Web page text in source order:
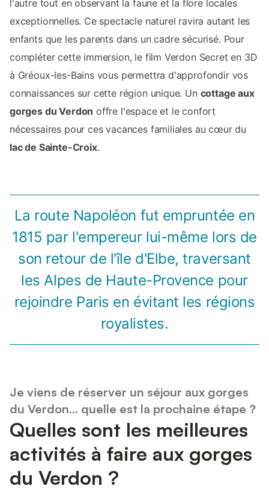
l'autre tout en observant la faune et la flore locales
exceptionnelles. Ce spectacle naturel ravira autant les
enfants que les parents dans un cadre sécurisé. Pour
compléter cette immersion, le film Verdon Secret en 3D
à Gréoux-les-Bains vous permettra d'approfondir vos
connaissances sur cette région unique. Un cottage aux
gorges du Verdon offre l'espace et le confort
nécessaires pour ces vacances familiales au cœur du
lac de Sainte-Croix.
La route Napoléon fut empruntée en
1815 par l'empereur lui-même lors de
son retour de l'île d'Elbe, traversant
les Alpes de Haute-Provence pour
rejoindre Paris en évitant les régions
royalistes.
Je viens de réserver un séjour aux gorges
du Verdon... quelle est la prochaine étape ?
Quelles sont les meilleures
activités à faire aux gorges
du Verdon ?